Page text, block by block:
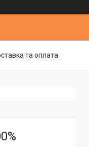
та оплата